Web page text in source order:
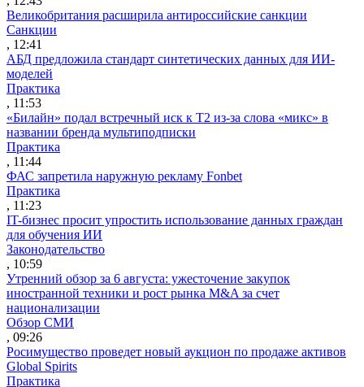
Великобритания расширила антироссийские санкции
Санкции
, 12:41
АБД предложила стандарт синтетических данных для ИИ-
моделей
Практика
, 11:53
«Билайн» подал встречный иск к Т2 из-за слова «микс» в
названии бренда мультиподписки
Практика
, 11:44
ФАС запретила наружную рекламу Fonbet
Практика
, 11:23
IT-бизнес просит упростить использование данных граждан
для обучения ИИ
Законодательство
, 10:59
Утренний обзор за 6 августа: ужесточение закупок
иностранной техники и рост рынка M&A за счет
национализации
Обзор СМИ
, 09:26
Росимущество проведет новый аукцион по продаже активов
Global Spirits
Практика